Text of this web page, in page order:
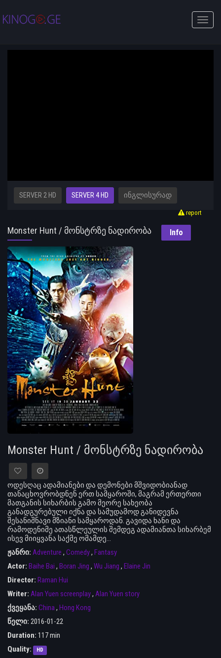
Toggle
SERVER 2 HD SERVER 4 HD ᲘᲜᲒᲚᲘᲡᲣᲠᲐᲓ
report
Monster Hunt / მონსტრზე ნადირობა Info
Monster Hunt / მონსტრზე ნადირობა
ოდესღაც ადამიანები და დემონები მშვიდობიანად
თანაცხოვრობდნენ ერთ სამყაროში, მაგრამ ერთერთი
მათგანის სიხარბის გამო მეორე სახეობა
განადგურებული იქნა და სამუდამოდ განიდევნა
შესანიშნავი მზიანი სამყაროდან. გავიდა ხანი და
რამოდენიმე ათასწლეულის შემდეგ ადამიანთა სიხარბემ
ისევ მიიყვანა საქმე ომამდე…
ჟანრი: Adventure , Comedy, Fantasy
Actor: Baihe Bai , Boran Jing , Wu Jiang , Elaine Jin
Director: Raman Hui
Writer: Alan Yuen screenplay, Alan Yuen story
ქვეყანა: China, Hong Kong
წელი: 2016-01-22
Duration: 117 min
Quality:
HD